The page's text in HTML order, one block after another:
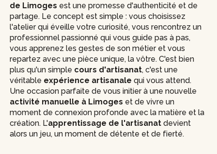
de Limoges est une promesse d'authenticité et de
partage. Le concept est simple : vous choisissez
l'atelier qui éveille votre curiosité, vous rencontrez un
professionnel passionné qui vous guide pas à pas,
vous apprenez les gestes de son métier et vous
repartez avec une pièce unique, la vôtre. C'est bien
plus qu'un simple cours d'artisanat, c'est une
véritable expérience artisanale qui vous attend.
Une occasion parfaite de vous initier à une nouvelle
activité manuelle à Limoges et de vivre un
moment de connexion profonde avec la matière et la
création. L'apprentissage de l'artisanat devient
alors un jeu, un moment de détente et de fierté.